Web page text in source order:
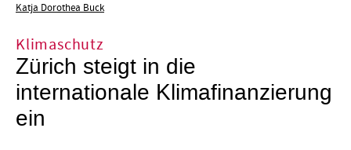
Katja Dorothea Buck
Klimaschutz
Zürich steigt in die
internationale Klimafinanzierung
ein